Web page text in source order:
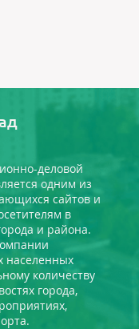
деловой
одним из
сайтов и
в
и района.
населенных
количеству
города,